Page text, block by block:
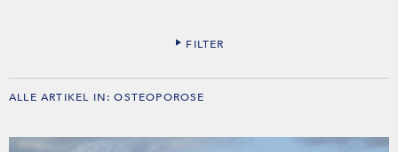
FILTER
ALLE ARTIKEL IN:OSTEOPOROSE